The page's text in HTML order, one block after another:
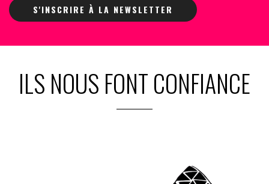
S'INSCRIRE À LA NEWSLETTER
ILS NOUS FONT CONFIANCE